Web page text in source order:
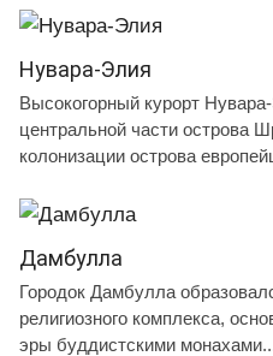
Нувара-Элия
Высокогорный курорт
центральной части острова
колонизации острова
Дамбулла
Городок Дамбулла
религиозного комплекса,
эры буддистскими